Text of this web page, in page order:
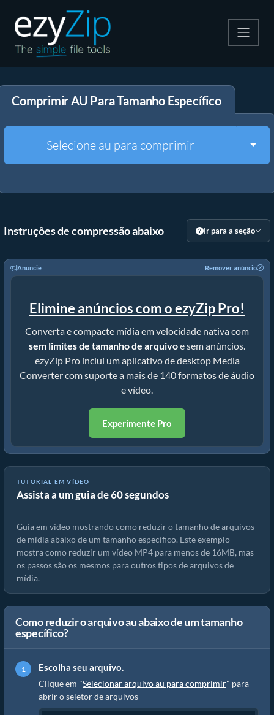
Descompactar
Outras Ferramentas
Comprimir AU Para Tamanho Específico
Selecione au para comprimir
Instruções de compressão abaixo Ir para a seção
Anuncie Remover anúncio
Elimine anúncios com o ezyZip Pro!
Converta e compacte mídia em velocidade nativa com
sem limites de tamanho de arquivoe sem anúncios.
ezyZip Pro inclui um aplicativo de desktop Media
Converter com suporte a mais de 140 formatos de áudio
e vídeo.
Experimente Pro
TUTORIAL EM VÍDEO
Assista a um guia de 60 segundos
Como reduzir MP4 para 16MB (Guia simples)
Guia em vídeo mostrando como reduzir o tamanho de arquivos
de mídia abaixo de um tamanho específico. Este exemplo
mostra como reduzir um vídeo MP4 para menos de 16MB, mas
os passos são os mesmos para outros tipos de arquivos de
mídia.
Como reduzir o arquivo au abaixo de um tamanho
específico?
Escolha seu arquivo.
Clique em "Selecionar arquivo au para comprimir" para
abrir o seletor de arquivos